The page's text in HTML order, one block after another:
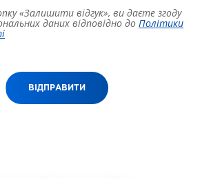
«Залишити відгук», ви даєте згоду
даних відповідно до Політики
ВІДПРАВИТИ